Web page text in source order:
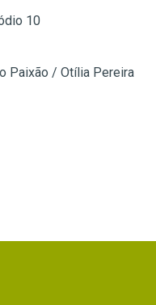
10
Paixão / Otília Pereira